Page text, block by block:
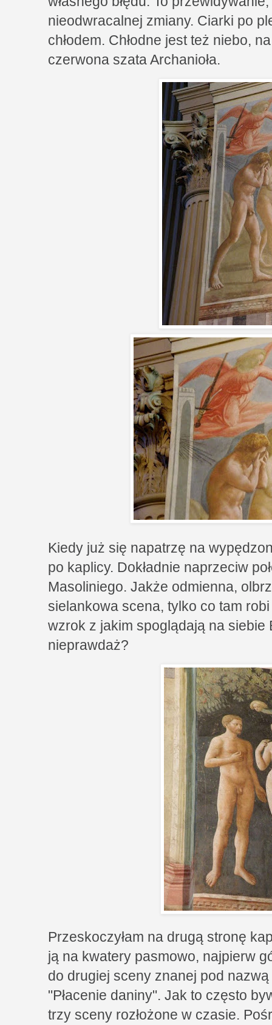
nieodwracalnej zmiany. Ciarki po
chłodem. Chłodne jest też niebo,
czerwona szata Archanioła.
Kiedy już się napatrzę na
po kaplicy. Dokładnie naprzeciw
Masoliniego. Jakże odmienna,
sielankowa scena, tylko co tam
wzrok z jakim spoglądają na siebie
nieprawdaż?
Przeskoczyłam na drugą stronę
ją na kwatery pasmowo, najpierw
do drugiej sceny znanej pod
"Płacenie daniny". Jak to często
trzy sceny rozłożone w czasie.